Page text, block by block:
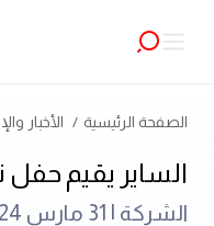
الصفحة الرئيسية الأخبار
الساير يقيم حفل
الشركة | 31 مارس 2024